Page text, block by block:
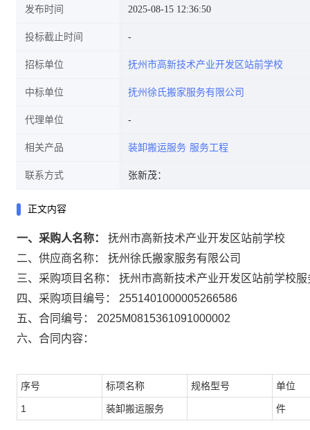
发布时间 2025-08-15 12:36:50
投标截止时间
招标单位 抚州市高新技术产业开发区站前学校
中标单位 抚州徐氏搬家服务有限公司
代理单位
相关产品 装卸搬运服务 服务工程
联系方式 张新茂：
正文内容
一、采购人名称：
抚州市高新技术产业开发区站前学校
二、供应商名称：
抚州徐氏搬家服务有限公司
三、采购项目名称：
抚州市高新技术产业开发区站前学校
四、采购项目编号：
2551401000005266586
五、合同编号：
2025M0815361091000002
六、合同内容：
序号 标项名称 规格型号 单位
1 装卸搬运服务 件